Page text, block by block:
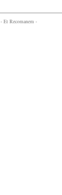
- Et Recomanem -